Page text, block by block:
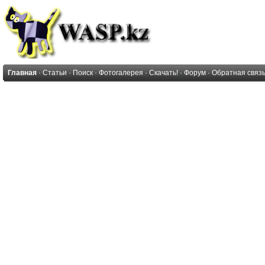
Главная · Статьи · Поиск · Фотогалерея · Скачать! · Форум · Обратная связь